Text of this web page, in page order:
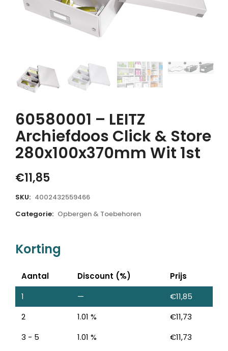
60580001 – LEITZ
Archiefdoos Click & Store
280x100x370mm Wit 1st
€11,85
SKU: 4002432559466
Categorie: Opbergen & Toebehoren
Korting
Aantal Discount (%)
Prijs
1
— €11,85
2
1.01 % €11,73
3 - 5
1.01 % €11,73